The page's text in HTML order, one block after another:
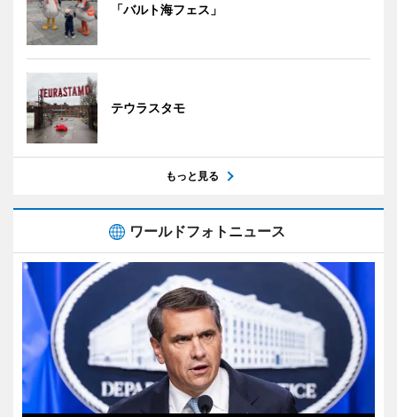
「バルト海フェス」
テウラスタモ
もっと見る
ワールドフォトニュース